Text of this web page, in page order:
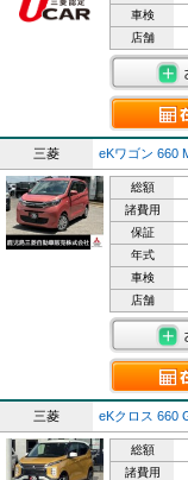
車検
店舗
三菱 eKワゴン 660
総額
諸費用
保証
年式
車検
店舗
三菱 eKクロス 660
総額
諸費用